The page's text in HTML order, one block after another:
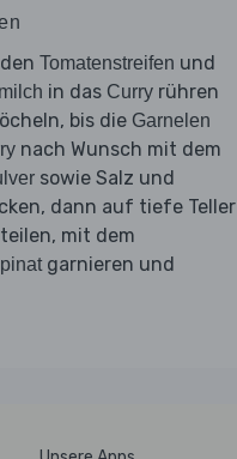
Tomatenstreifen und
in das Curry rühren
bis die Garnelen
nach Wunsch mit dem
sowie Salz und
dann auf tiefe Teller
mit dem
garnieren und